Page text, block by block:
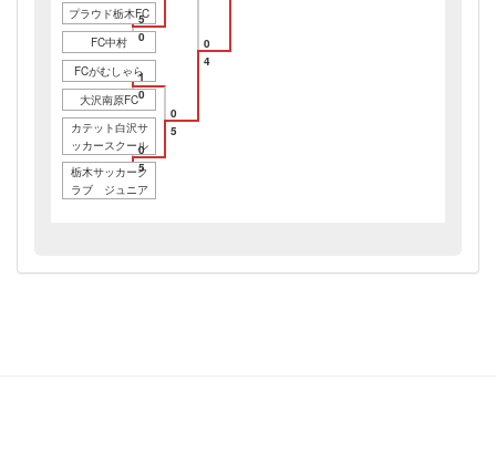
プラウド栃木FC
5
FC中村
0
0
FCがむしゃら1
大沢南原FC0
0
カテット白沢サ
ッカースクール
0
栃木サッカーク
ラブ ジュニア
5
5
4